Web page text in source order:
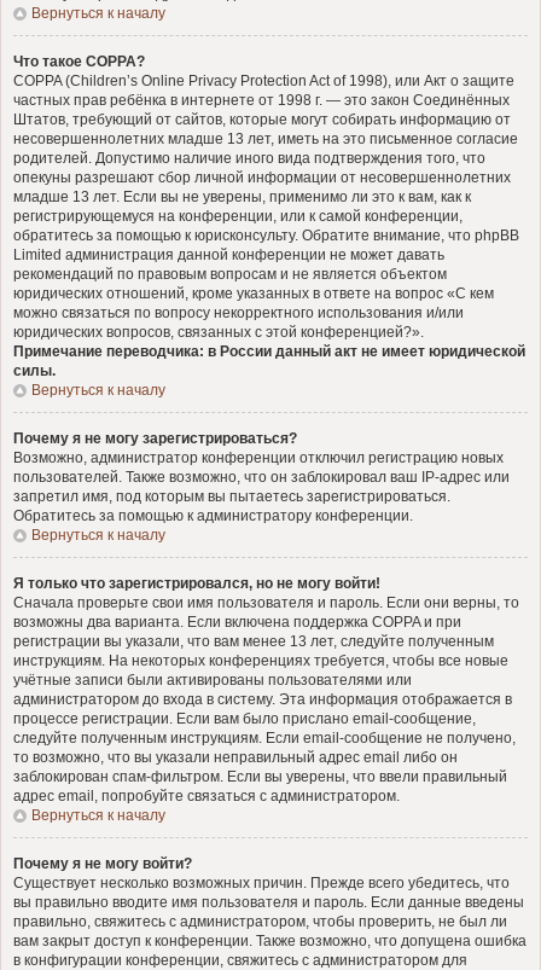
Вернуться к началу
Что такое COPPA?
COPPA (Children’s Online Privacy Protection Act of 1998), или Акт о защите
частных прав ребёнка в интернете от 1998 г. — это закон Соединённых
Штатов, требующий от сайтов, которые могут собирать информацию от
несовершеннолетних младше 13 лет, иметь на это письменное согласие
родителей. Допустимо наличие иного вида подтверждения того, что
опекуны разрешают сбор личной информации от несовершеннолетних
младше 13 лет. Если вы не уверены, применимо ли это к вам, как к
регистрирующемуся на конференции, или к самой конференции,
обратитесь за помощью к юрисконсульту. Обратите внимание, что phpBB
Limited администрация данной конференции не может давать
рекомендаций по правовым вопросам и не является объектом
юридических отношений, кроме указанных в ответе на вопрос «С кем
можно связаться по вопросу некорректного использования и/или
юридических вопросов, связанных с этой конференцией?».
Примечание переводчика: в России данный акт не имеет юридической
силы.
Вернуться к началу
Почему я не могу зарегистрироваться?
Возможно, администратор конференции отключил регистрацию новых
пользователей. Также возможно, что он заблокировал ваш IP-адрес или
запретил имя, под которым вы пытаетесь зарегистрироваться.
Обратитесь за помощью к администратору конференции.
Вернуться к началу
Я только что зарегистрировался, но не могу войти!
Сначала проверьте свои имя пользователя и пароль. Если они верны, то
возможны два варианта. Если включена поддержка COPPA и при
регистрации вы указали, что вам менее 13 лет, следуйте полученным
инструкциям. На некоторых конференциях требуется, чтобы все новые
учётные записи были активированы пользователями или
администратором до входа в систему. Эта информация отображается в
процессе регистрации. Если вам было прислано email-сообщение,
следуйте полученным инструкциям. Если email-сообщение не получено,
то возможно, что вы указали неправильный адрес email либо он
заблокирован спам-фильтром. Если вы уверены, что ввели правильный
адрес email, попробуйте связаться с администратором.
Вернуться к началу
Почему я не могу войти?
Существует несколько возможных причин. Прежде всего убедитесь, что
вы правильно вводите имя пользователя и пароль. Если данные введены
правильно, свяжитесь с администратором, чтобы проверить, не был ли
вам закрыт доступ к конференции. Также возможно, что допущена ошибка
в конфигурации конференции, свяжитесь с администратором для